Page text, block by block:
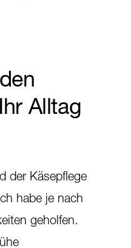
Alltag
der Käsepflege
habe je nach
geholfen.